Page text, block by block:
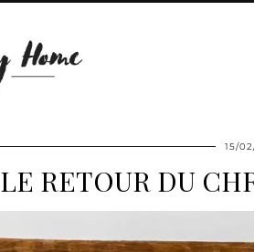
15/
LE RETOUR DU